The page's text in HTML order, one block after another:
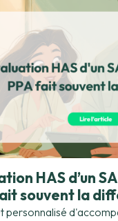
HAS d’un
souvent la
personnalisé